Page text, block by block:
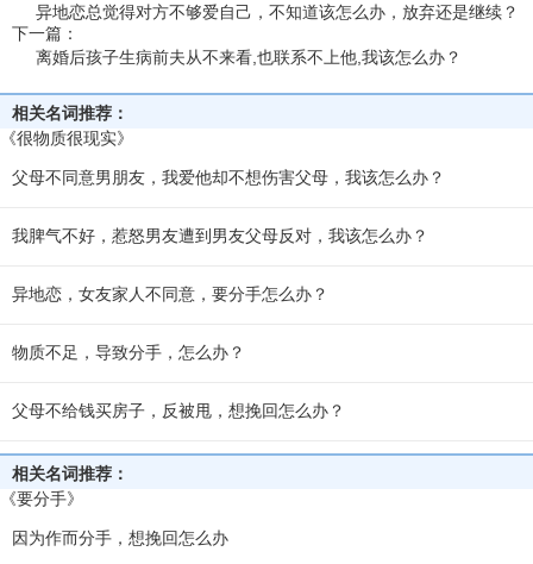
异地恋总觉得对方不够爱自己，不知道该怎么办，放弃还是继续？
下一篇：
离婚后孩子生病前夫从不来看,也联系不上他,我该怎么办？
相关名词推荐：
《很物质很现实》
父母不同意男朋友，我爱他却不想伤害父母，我该怎么办？
我脾气不好，惹怒男友遭到男友父母反对，我该怎么办？
异地恋，女友家人不同意，要分手怎么办？
物质不足，导致分手，怎么办？
父母不给钱买房子，反被甩，想挽回怎么办？
相关名词推荐：
《要分手》
因为作而分手，想挽回怎么办